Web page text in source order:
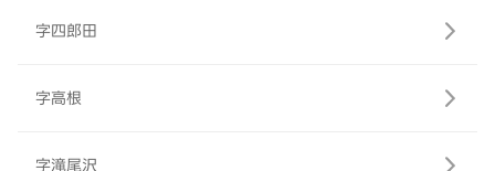
字四郎田
字高根
字滝尾沢